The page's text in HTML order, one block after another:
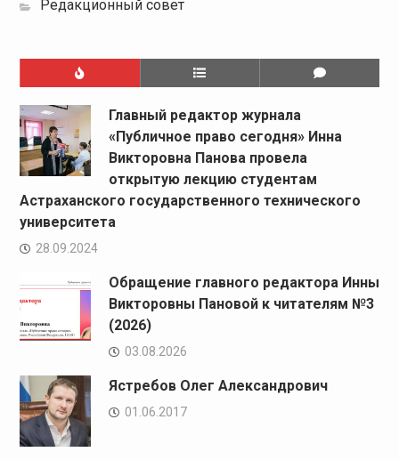
Редакционный совет
Главный редактор журнала
«Публичное право сегодня» Инна
Викторовна Панова провела
открытую лекцию студентам
Астраханского государственного технического
университета
28.09.2024
Обращение главного редактора Инны
Викторовны Пановой к читателям №3
(2026)
03.08.2026
Ястребов Олег Александрович
01.06.2017